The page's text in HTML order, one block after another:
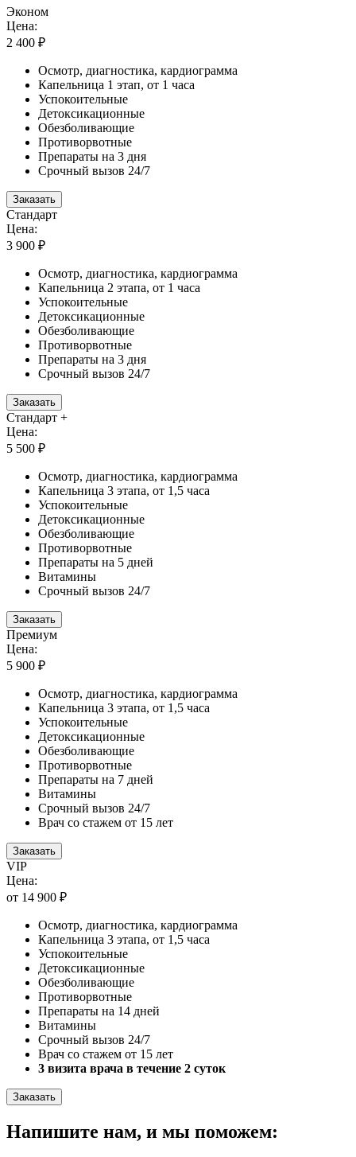
Эконом
Цена:
2 400 ₽
Осмотр, диагностика, кардиограмма
Капельница 1 этап, от 1 часа
Успокоительные
Детоксикационные
Обезболивающие
Противорвотные
Препараты на 3 дня
Срочный вызов 24/7
Заказать
Стандарт
Цена:
3 900 ₽
Осмотр, диагностика, кардиограмма
Капельница 2 этапа, от 1 часа
Успокоительные
Детоксикационные
Обезболивающие
Противорвотные
Препараты на 3 дня
Срочный вызов 24/7
Заказать
Стандарт +
Цена:
5 500 ₽
Осмотр, диагностика, кардиограмма
Капельница 3 этапа, от 1,5 часа
Успокоительные
Детоксикационные
Обезболивающие
Противорвотные
Препараты на 5 дней
Витамины
Срочный вызов 24/7
Заказать
Премиум
Цена:
5 900 ₽
Осмотр, диагностика, кардиограмма
Капельница 3 этапа, от 1,5 часа
Успокоительные
Детоксикационные
Обезболивающие
Противорвотные
Препараты на 7 дней
Витамины
Срочный вызов 24/7
Врач со стажем от 15 лет
Заказать
VIP
Цена:
от 14 900 ₽
Осмотр, диагностика, кардиограмма
Капельница 3 этапа, от 1,5 часа
Успокоительные
Детоксикационные
Обезболивающие
Противорвотные
Препараты на 14 дней
Витамины
Срочный вызов 24/7
Врач со стажем от 15 лет
3 визита врача в течение 2 суток
Заказать
Напишите нам, и мы поможем: